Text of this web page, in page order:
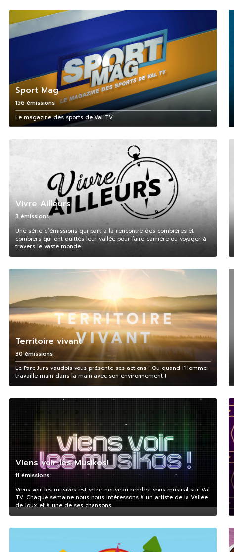
Sport Mag
156 émissions
Le magazine des sports de Val TV
Vivre Ailleurs
3 émissions
Une série d’émissions qui part à la rencontre des combières et
combiers qui ont quittés leur vallée pour faire carrière ou voyager à
travers le vaste monde
Territoire vivant
30 émissions
Le Parc Jura vaudois vous présente ses actions ! Ou quand l’Homme
travaille main dans la main avec son environnement !
Viens voir les Musikos!
11 émissions
Viens voir les musikos est votre nouveau rendez-vous musical sur Val
TV. Chaque semaine nous nous intéressons à un artiste de la Vallée
de Joux et à une de ses chansons.